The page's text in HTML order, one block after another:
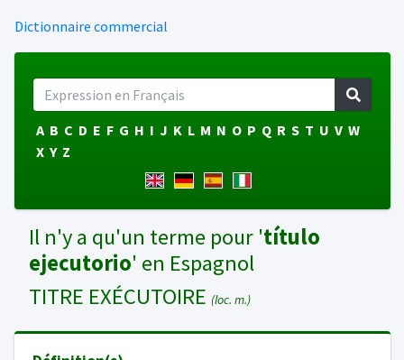
Dictionnaire commercial
A B C D E F G H I J K L M N O P Q R S T U V W
X Y Z
Il n'y a qu'un terme pour 'título
ejecutorio' en Espagnol
TITRE EXÉCUTOIRE (loc. m.)